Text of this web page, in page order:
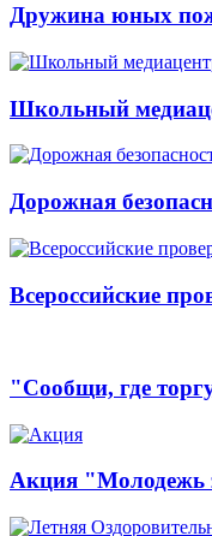
Дружина юных
Школьный
Дорожная
Всероссийские
"Сообщи, где
Акция "Молодежь